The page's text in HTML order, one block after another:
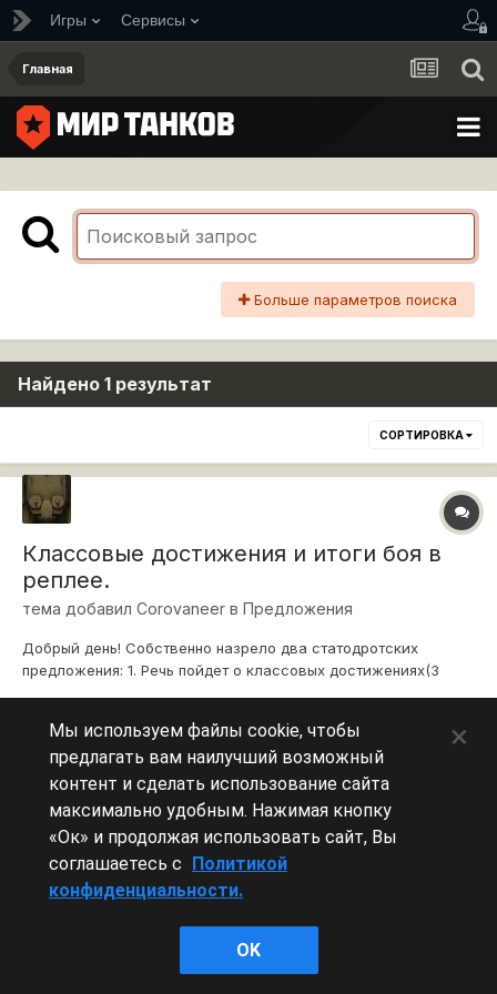
Игры Сервисы
Главная
Больше параметров поиска
Найдено 1 результат
СОРТИРОВКА
Классовые достижения и итоги боя в
реплее.
тема добавил Corovaneer в Предложения
Добрый день! Собственно назрело два статодротских
предложения: 1. Речь пойдет о классовых достижениях(3
достижении после этого просто забываешь. Мое
предложение в том, чтобы после кажд...
Класс классы (и ещё 3 )
Powered by Invision Community
Мы используем файлы cookie, чтобы
предлагать вам наилучший возможный
контент и сделать использование сайта
максимально удобным. Нажимая кнопку
«Ок» и продолжая использовать сайт, Вы
соглашаетесь с Политикой
конфиденциальности.
OK
×